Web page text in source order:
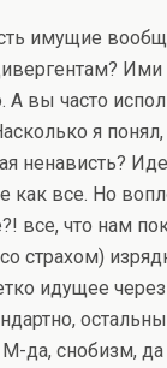
имущие
Ими
А вы часто
я
ненависть?
как все. Но
все, что нам
страхом)
идущее
М-да, снобизм,